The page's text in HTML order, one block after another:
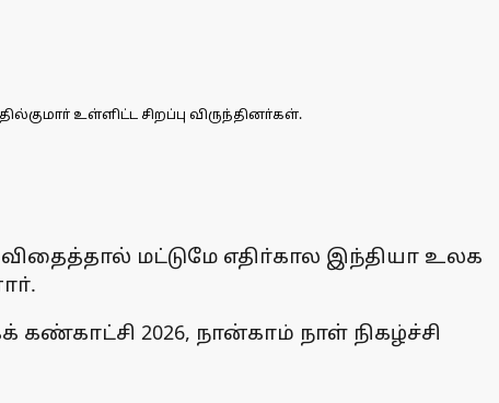
உள்ளிட்ட சிறப்பு விருந்தினா்கள்.
மட்டுமே எதிா்கால இந்தியா உலக
2026, நான்காம் நாள் நிகழ்ச்சி